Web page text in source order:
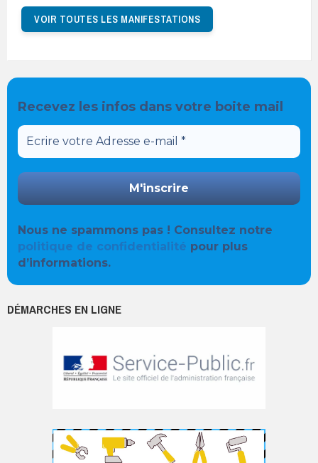
VOIR TOUTES LES MANIFESTATIONS
Recevez les infos dans votre boite mail
Nous ne spammons pas ! Consultez notre
politique de confidentialité pour plus
d’informations.
DÉMARCHES EN LIGNE